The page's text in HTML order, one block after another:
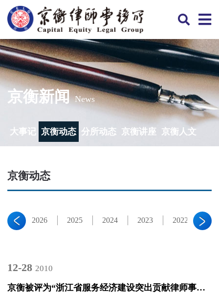
京衡新闻 News
大事记 京衡动态 分所动态 京衡讲座 京衡人文
京衡动态
2026 2025 2024 2023 2022
12-28 2010
京衡被评为“浙江省服务经济建设突出贡献律师事务所”